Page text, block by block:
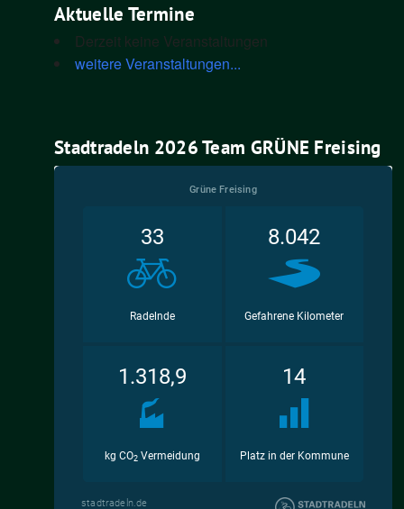
Aktuelle Termine
Derzeit keine Veranstaltungen
weitere Veranstaltungen...
Stadtradeln 2026 Team GRÜNE Freising